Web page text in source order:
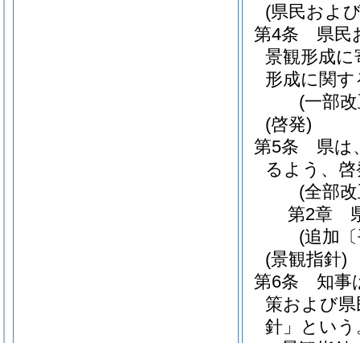
(県民およ
第4条
県民
景観形成
形成に関
(一部
(啓発)
第5条
県は
るよう、
(全部
第2章
(追加
(景観指針)
第6条
知事
策および
針」という